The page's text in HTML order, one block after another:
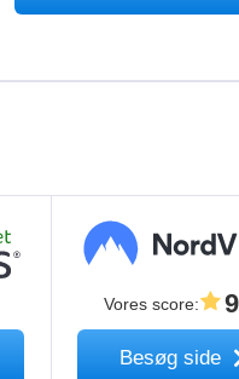
Vores score:
Besøg side